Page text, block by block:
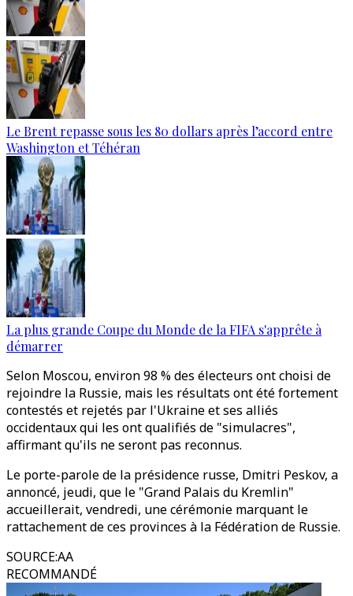
Le Brent repasse sous les 80 dollars après l’accord entre
Washington et Téhéran
La plus grande Coupe du Monde de la FIFA s'apprête à
démarrer
Selon Moscou, environ 98 % des électeurs ont choisi de
rejoindre la Russie, mais les résultats ont été fortement
contestés et rejetés par l'Ukraine et ses alliés
occidentaux qui les ont qualifiés de "simulacres",
affirmant qu'ils ne seront pas reconnus.
Le porte-parole de la présidence russe, Dmitri Peskov, a
annoncé, jeudi, que le "Grand Palais du Kremlin"
accueillerait, vendredi, une cérémonie marquant le
rattachement de ces provinces à la Fédération de Russie.
SOURCE:AA
RECOMMANDÉ